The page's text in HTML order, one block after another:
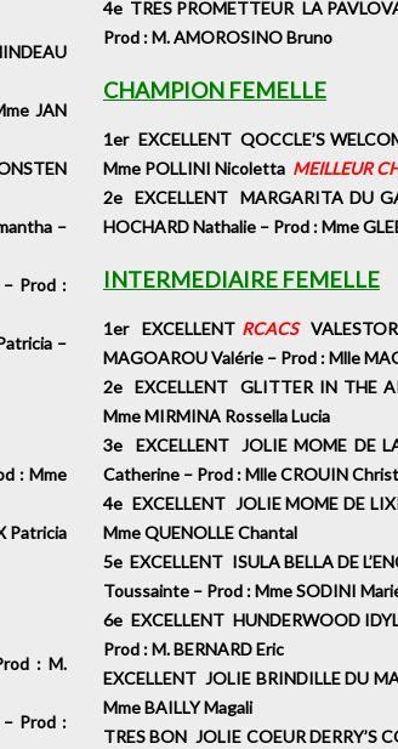
JAN
–
– Prod :
–
: Mme
Patricia
: M.
– Prod :
4e TRES PROMETTEUR LA
Prod : M. AMOROSINO Bruno
CHAMPION FEMELLE
1er EXCELLENT QOCCLE’S
Mme POLLINI Nicoletta MEILLEUR
2e EXCELLENT MARGARITA DU
HOCHARD Nathalie – Prod : Mme
INTERMEDIAIRE FEMELLE
1er EXCELLENT RCACS
MAGOAROU Valérie – Prod : Mlle
2e EXCELLENT GLITTER IN THE
Mme MIRMINA Rossella Lucia
3e EXCELLENT JOLIE MOME DE
Catherine – Prod : Mlle CROUIN
4e EXCELLENT JOLIE MOME DE
Mme QUENOLLE Chantal
5e EXCELLENT ISULA BELLA DE
Toussainte – Prod : Mme SODINI
6e EXCELLENT HUNDERWOOD
Prod : M. BERNARD Eric
EXCELLENT JOLIE BRINDILLE DU
Mme BAILLY Magali
TRES BON JOLIE COEUR DERRY’S